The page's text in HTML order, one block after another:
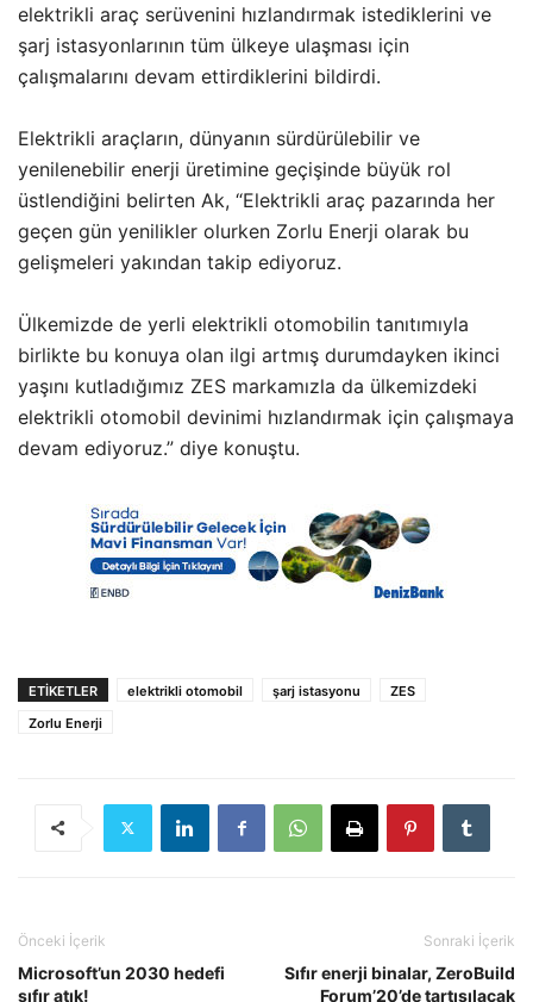
elektrikli araç serüvenini hızlandırmak istediklerini ve
şarj istasyonlarının tüm ülkeye ulaşması için
çalışmalarını devam ettirdiklerini bildirdi.
Elektrikli araçların, dünyanın sürdürülebilir ve
yenilenebilir enerji üretimine geçişinde büyük rol
üstlendiğini belirten Ak, “Elektrikli araç pazarında her
geçen gün yenilikler olurken Zorlu Enerji olarak bu
gelişmeleri yakından takip ediyoruz.
Ülkemizde de yerli elektrikli otomobilin tanıtımıyla
birlikte bu konuya olan ilgi artmış durumdayken ikinci
yaşını kutladığımız ZES markamızla da ülkemizdeki
elektrikli otomobil devinimi hızlandırmak için çalışmaya
devam ediyoruz.” diye konuştu.
ETIKETLER elektrikli otomobil şarj istasyonu
ZES
Zorlu Enerji
Önceki İçerik
Microsoft’un 2030 hedefi
sıfır atık!
Sonraki İçerik
Sıfır enerji binalar, ZeroBuild
Forum’20’de tartışılacak